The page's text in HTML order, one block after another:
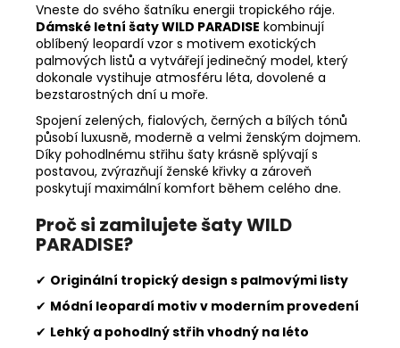
Vneste do svého šatníku energii tropického ráje.
Dámské letní šaty WILD PARADISE kombinují
oblíbený leopardí vzor s motivem exotických
palmových listů a vytvářejí jedinečný model, který
dokonale vystihuje atmosféru léta, dovolené a
bezstarostných dní u moře.
Spojení zelených, fialových, černých a bílých tónů
působí luxusně, moderně a velmi ženským dojmem.
Díky pohodlnému střihu šaty krásně splývají s
postavou, zvýrazňují ženské křivky a zároveň
poskytují maximální komfort během celého dne.
Proč si zamilujete šaty WILD
PARADISE?
✔ Originální tropický design s palmovými listy
✔ Módní leopardí motiv v moderním provedení
✔ Lehký a pohodlný střih vhodný na léto